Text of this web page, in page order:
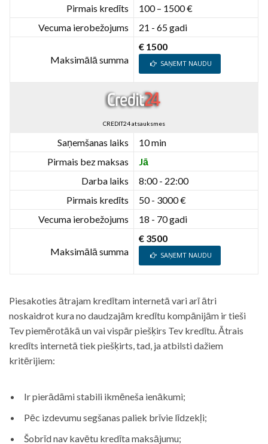
Pirmais kredīts
100 – 1500 €
Vecuma ierobežojums
21 - 65 gadi
Maksimālā summa
€ 1500
SAŅEMT NAUDU
CREDIT24 atsauksmes
Saņemšanas laiks
10 min
Pirmais bez maksas
Jā
Darba laiks
8:00 - 22:00
Pirmais kredīts
50 - 3000 €
Vecuma ierobežojums
18 - 70 gadi
Maksimālā summa
€ 3500
SAŅEMT NAUDU
Piesakoties ātrajam kredītam internetā vari arī ātri
noskaidrot kura no daudzajām kredītu kompānijām ir tieši
Tev piemērotākā un vai vispār piešķirs Tev kredītu. Ātrais
kredīts internetā tiek piešķirts, tad, ja atbilsti dažiem
kritērijiem:
Ir pierādāmi stabili ikmēneša ienākumi;
Pēc izdevumu segšanas paliek brīvie līdzekļi;
Šobrīd nav kavētu kredīta maksājumu;